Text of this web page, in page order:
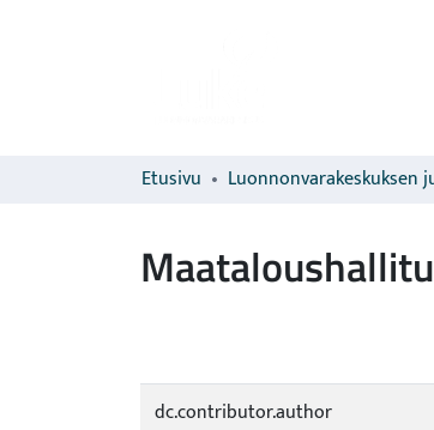
Etusivu
dc.contributor.author